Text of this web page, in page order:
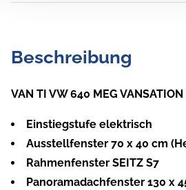
Beschreibung
VAN TI VW 640 MEG VANSATION
Einstiegstufe elektrisch
Ausstellfenster 70 x 40 cm
Rahmenfenster SEITZ S7
Panoramadachfenster 130 x